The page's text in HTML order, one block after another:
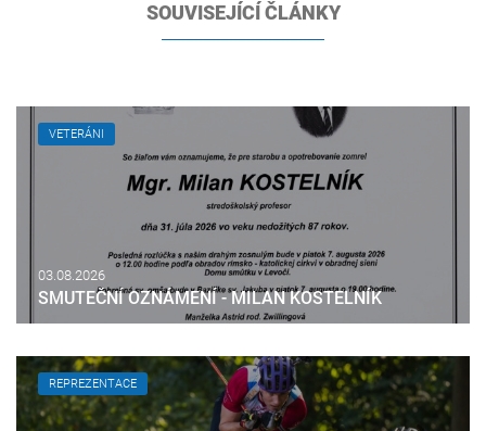
SOUVISEJÍCÍ ČLÁNKY
03.08.2026
SMUTEČNÍ OZNÁMENÍ - MILAN KOSTELNÍK
VETERÁNI
REPREZENTACE